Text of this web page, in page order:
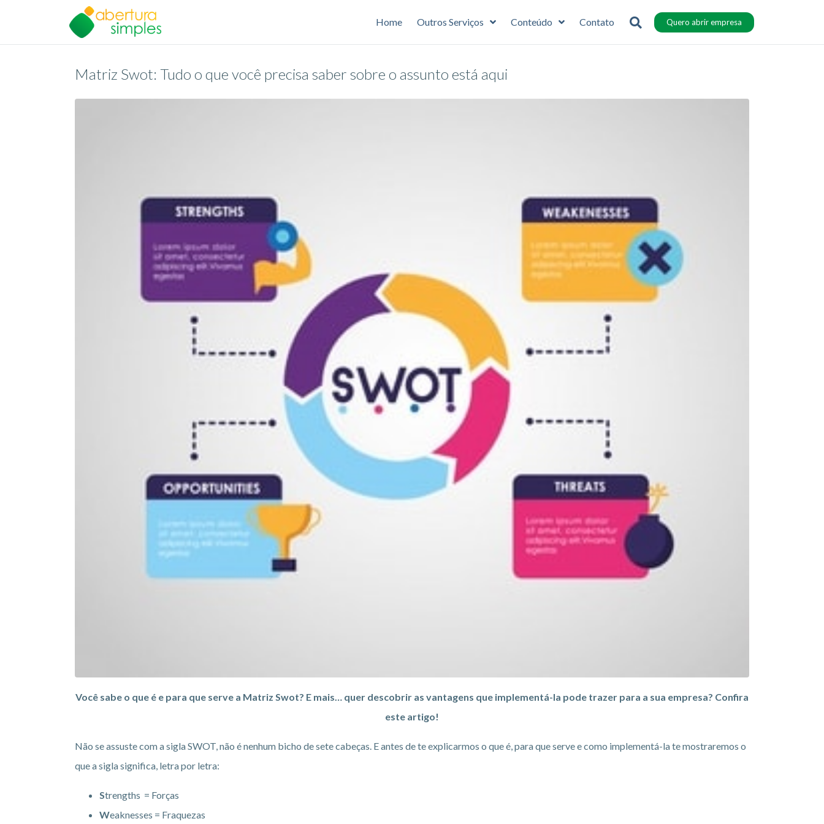
Home Outros Serviços Conteúdo Contato Quero abrir empresa
Matriz Swot: Tudo o que você precisa saber sobre o assunto está aqui
Você sabe o que é e para que serve a Matriz Swot? E mais… quer descobrir as vantagens que implementá-la pode trazer para a sua empresa? Confira
este artigo!
Não se assuste com a sigla SWOT, não é nenhum bicho de sete cabeças. E antes de te explicarmos o que é, para que serve e como implementá-la te mostraremos o
que a sigla significa, letra por letra:
Strengths = Forças
Weaknesses = Fraquezas